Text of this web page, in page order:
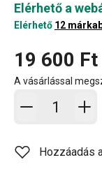
Elérhető a
Elérhető 12
19 600 Ft
A vásárlással
Kosárba -
Hozzáadás